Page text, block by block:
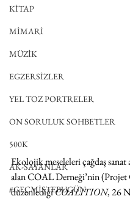
KİTAP
MİMARİ
MÜZİK
EGZERSİZLER
YEL TOZ PORTRELER
ON SORULUK SOHBETLER
500K
AK-SAYANLAR
#GEÇMİŞTEBUGÜN
Ekolojik meseleleri çağdaş sanat
alan COAL Derneği’nin
düzenlediği COALITION, 26